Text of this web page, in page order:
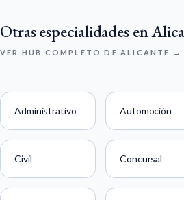
Otras especialidades en
VER HUB COMPLETO DE ALICANTE →
Administrativo Automoción
Civil Concursal